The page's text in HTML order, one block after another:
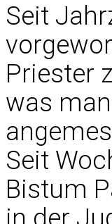
Seit
Priester
was
Seit
Bistum